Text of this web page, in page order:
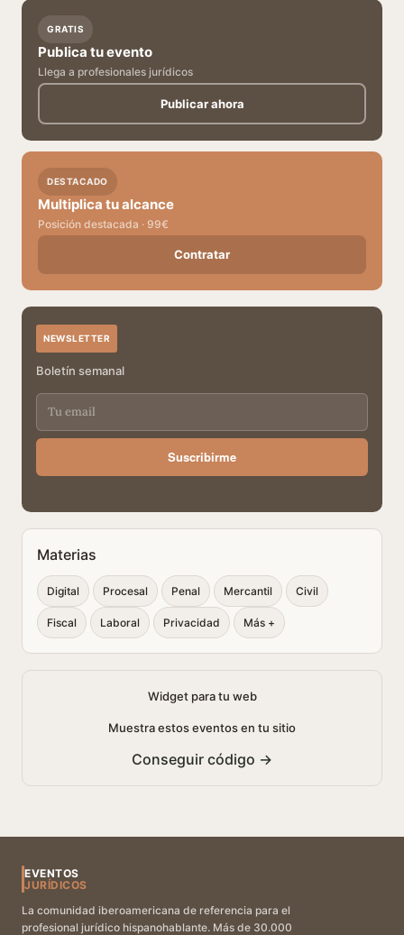
GRATIS
Publica tu evento
Llega a profesionales jurídicos
Publicar ahora
DESTACADO
Multiplica tu alcance
Posición destacada · 99€
Contratar
NEWSLETTER
Boletín semanal
Suscribirme
Materias
Digital Procesal Penal Mercantil Civil
Fiscal Laboral Privacidad Más +
Widget para tu web
Muestra estos eventos en tu sitio
Conseguir código →
EVENTOS
JURÍDICOS
La comunidad iberoamericana de referencia para el
profesional jurídico hispanohablante. Más de 30.000